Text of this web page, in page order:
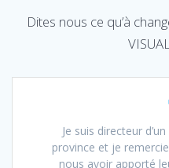
Dites nous ce qu’à
Je suis directeur
province et je
nous avoir apporté